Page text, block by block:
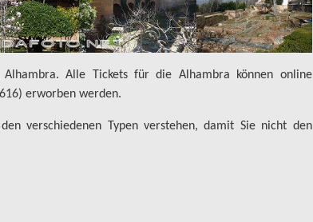
Alle Tickets für die Alhambra können online
erworben werden.
verschiedenen Typen verstehen, damit Sie nicht den